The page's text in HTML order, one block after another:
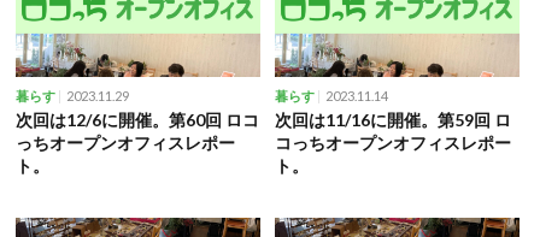
暮らす 2023.11.29
次回は12/6に開催。第60回 ロコ
っちオープンオフィスレポー
ト。
暮らす 2023.11.14
次回は11/16に開催。第59回 ロ
コっちオープンオフィスレポー
ト。